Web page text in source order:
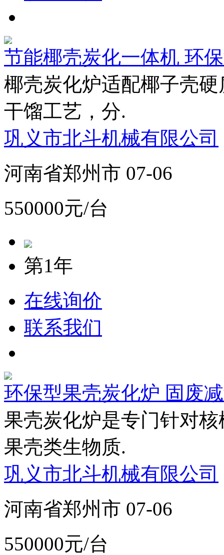
节能椰壳炭化一体机 环
椰壳炭化炉适配椰子壳
干馏工艺，分.
巩义市北斗机械有限公司
河南省郑州市 07-06
550000元/台
第1年
在线询价
联系我们
环保型果壳炭化炉 固废
果壳炭化炉是专门针对
果壳类生物质.
巩义市北斗机械有限公司
河南省郑州市 07-06
550000元/台